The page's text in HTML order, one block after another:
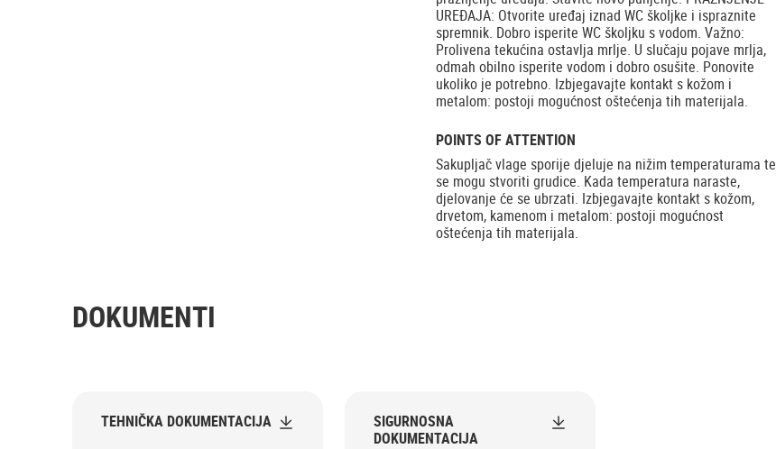
UREĐAJA: Otvorite uređaj iznad WC školjke i ispraznite
spremnik. Dobro isperite WC školjku s vodom. Važno:
Prolivena tekućina ostavlja mrlje. U slučaju pojave mrlja,
odmah obilno isperite vodom i dobro osušite. Ponovite
ukoliko je potrebno. Izbjegavajte kontakt s kožom i
metalom: postoji mogućnost oštećenja tih materijala.
POINTS OF ATTENTION
Sakupljač vlage sporije djeluje na nižim temperaturama te
se mogu stvoriti grudice. Kada temperatura naraste,
djelovanje će se ubrzati. Izbjegavajte kontakt s kožom,
drvetom, kamenom i metalom: postoji mogućnost
oštećenja tih materijala.
DOKUMENTI
TEHNIČKA DOKUMENTACIJA
SIGURNOSNA
DOKUMENTACIJA